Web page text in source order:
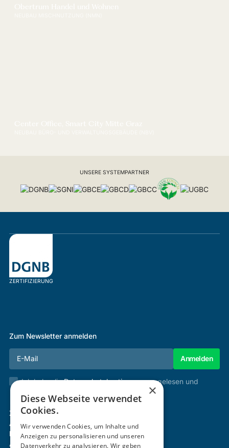
UNSERE SYSTEMPARTNER
ZERTIFIZIERUNG
Zum Newsletter anmelden
Ich habe dieDatenschutzbestimmungengelesen und
Zertifizierung & Verifikation
Akademie
Mitgliedschaft
Aktivitäten
×
Diese Webseite verwendet
Cookies.
Wir verwenden Cookies, um Inhalte und
Anzeigen zu personalisieren und unseren
Datenverkehr zu analysieren. Wir geben